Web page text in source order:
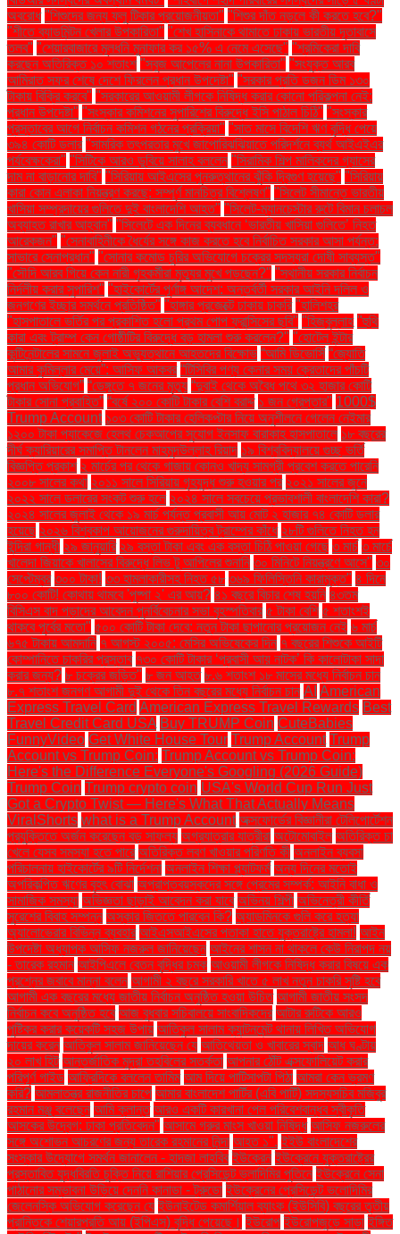
অবরোধ "শিশুদের জন্য ফ্লু টিকার প্রয়োজনীয়তা" "শিশুর দাঁত নড়লে কী করতে হবে?"
"শীতে ব্যাডমিন্টন খেলার উপকারিতা" "শেখ হাসিনাকে থামাতে ঢাকায় ভারতীয় দূতাবাসে
তলব" "শেয়ারবাজারে মূলধনি মুনাফার কর ১৫% এ নেমে এসেছে" "শ্রমিকেরা দাবি
করছেন অতিরিক্ত ১০ শতাংশ "সবুজ আপেলের নানা উপকারিতা" "সংযুক্ত আরব
আমিরাত সফর শেষে দেশে ফিরলেন প্রধান উপদেষ্টা" "সরকার প্রতি ডজন ডিম ১৩০
টাকায় বিক্রি করবে" "সরকারের আওয়ামী লীগকে নিষিদ্ধ করার কোনো পরিকল্পনা নেই:
প্রধান উপদেষ্টা" "সংস্কার কমিশনের সুপারিশের বিরুদ্ধে ইসি পাঠাল চিঠি" "সংস্কার
প্রস্তাবের আগে নির্বাচন কমিশন গঠনের প্রক্রিয়া" "সাত মাসে বিদেশি ঋণ বৃদ্ধি পেয়ে
৩৯৪ কোটি ডলার "সামরিক তৎপরতার মুখে জাপোরিঝঝিয়াতে পরিদর্শনে ব্যর্থ আইএইএর
পর্যবেক্ষকেরা" "সিটিকে আরও ডুবিয়ে সালাহ বললেন "সিরামিক শিল্প মালিকদের গ্যাসের
দাম না বাড়ানোর দাবি" "সিরিয়ায় আইএসের পুনরুত্থানের ঝুঁকি দ্বিগুণ হয়েছে" "সিরিয়ায়
কারা কোন এলাকা নিয়ন্ত্রণ করছে: সম্পূর্ণ মানচিত্র বিশ্লেষণ" "সিলেট সীমান্তে ভারতীয়
খাসিয়া সম্প্রদায়ের গুলিতে দুই বাংলাদেশি আহত" "সিলেট-ম্যানচেস্টার রুটে বিমান চলাচল
অব্যাহত রাখার আহ্বান" "সিলেটে এক দিনের ব্যবধানে ‘ভারতীয় খাসিয়া গু‌লিতে’ নিহত
আরেকজন" "সেনাবাহিনীকে ধৈর্যের সঙ্গে কাজ করতে হবে নির্বাচিত সরকার আসা পর্যন্ত:
সাভারে সেনাপ্রধান" "সোনার কমোড চুরির অভিযোগে চক্রের সদস্যরা দোষী সাব্যস্ত"
"সৌদি আরব গিয়ে কেন নারী গৃহকর্মীরা মৃত্যুর মুখে পড়ছেন?" "স্থানীয় সরকার নির্বাচন
নির্দলীয় করার সুপারিশ" "হাইকোর্টের পূর্ণাঙ্গ আদেশ: অন্তর্বর্তী সরকার আইনি দলিল ও
জনগণের ইচ্ছার সমর্থনে প্রতিষ্ঠিত" "হাঙ্গার প্রজেক্টে ঢাকায় চাকরি "হালিশহর
"হাসপাতালে ভর্তির পর প্রকাশিত হলো প্রথম পোপ ফ্রান্সিসের ছবি" "হিজবুল্লাহ "হুথি
কারা এবং ট্রাম্প কেন গোষ্ঠীটির বিরুদ্ধে বড় হামলা শুরু করলেন?" "হোটেল ইন্টার
কন্টিনেন্টালের সামনে জুলাই অভ্যুত্থানে আহতদের বিক্ষোভ “আমি ডিভোর্সি “জ্যোতি
আমার কুমিল্লার মেয়ে”: আসিফ আকবর “টিসিবির পণ্য কেনার সময় ক্রেতাদের পাঁচটি
প্রধান অভিযোগ” “ডেঙ্গুতে ৭ জনের মৃত্যু “দুবাই থেকে অবৈধ পথে ৩২ হাজার কোটি
টাকার সোনা প্রবাহিত” “বর্ষে ২০০ কোটি টাকার বেশি বরাদ্দ ১ জন গ্রেপ্তার" 1000$
Trump Account ১০৩ কোটি টাকার হেলিকপ্টার নিয়ে অনুশীলনে গেলেন নেইমার
১২০০ টাকা প্যাকেজে হেলথ চেকআপের সুযোগ ইনসাফ বারাকাহ হাসপাতালে ১৮ বছরের
দীর্ঘ ক্যারিয়ারের সমাপ্তি টানলেন মাহমুদউল্লাহ রিয়াদ ১৯ বিশ্ববিদ্যালয়ে গুচ্ছ ভর্তি
বিজ্ঞপ্তি প্রকাশ ২ মার্চের পর থেকে গাজায় কোনও খাদ্য সামগ্রী প্রবেশ করতে পারেনি
২০০৮ সালের কথা ২০১১ সালে সিরিয়ায় গৃহযুদ্ধ শুরু হওয়ার পর ২০২১ সালের জুনে
২০২২ সালে ডলারের সংকট শুরু হলে ২০২৪ সালে সবচেয়ে প্রভাবশালী বাংলাদেশি কারা?
২০২৪ সালের জুলাই থেকে ১৯ মার্চ পর্যন্ত প্রবাসী আয় মোট ২ হাজার ৭৪ কোটি ডলার
হয়েছে ২০২৬ বিশ্বকাপ আয়োজনের গুরুদায়িত্ব ট্রাম্পের কাঁধে ২৮টি গুলিতে নিহত হন
ইন্দিরা গান্ধী ২৯ জানুয়ারি ২৯ বস্তা টাকা এবং এক বস্তা চিঠি পাওয়া গেছে ৩ মার্চ ৩ মার্চে
খালেদা জিয়াকে খালাসের বিরুদ্ধে লিভ টু আপিলের শুনানি ৩০ মিনিটে নিয়ন্ত্রণে আসে" ৩০
সেপ্টেম্বর ৩০০ টাকা! ৩৩ হামলাকারীসহ নিহত ৫৮ ৩৬৯ ফিলিস্তিনি কারামুক্ত" ৪ দিনে
৮০০ কোটি! কোথায় থামবে 'পুষ্পা ২' এর আয়? ৪১ বছরে বিচার শেষ হয়নি ৪৩তম
বিসিএস বাদ পড়াদের আবেদন পুনর্বিবেচনার সভা বৃহস্পতিবার ৫ টাকা বেশি ৫ শতাংশই
থাকবে পূর্বের মতো" ৫০০ কোটি টাকা দেবে: নতুন টাকা ছাপানোর প্রয়োজন নেই ৬ মার্চ
৬৭৫ টাকায় আমদানি ৭ আগস্ট ২০০৫: মেসির অভিষেকের দিন ৭ বছরের শিশুকে আইটি
কোম্পানিতে চাকরির প্রস্তাব ৭৩০ কোটি টাকার ‘প্রবাসী আয় নাটক’ কি কালোটাকা সাদা
করার জন্য? ৮ চক্রের জড়িত" ৮ জন আহত ৮.৬ শতাংশ ১৮ মাসের মধ্যে নির্বাচন চান
৮.৭ শতাংশ জনগণ আগামী দুই থেকে তিন বছরের মধ্যে নির্বাচন চান AI American
Express Travel Card American Express Travel Rewards Best
Travel Credit Card USA Buy TRUMP Coin CuteBabies
FunnyVideo Get White House Tour Trump Account Trump
Account vs Trump Coin: Trump Account vs Trump Coin:
Here's the Difference Everyone's Googling (2026 Guide)
Trump Coin Trump crypto coin USA's World Cup Run Just
Got a Crypto Twist — Here's What That Actually Means
ViralShorts what is a Trump Account অক্সফোর্ডের বিজ্ঞানীরা টেলিপোর্টেশন
প্রযুক্তিতে অর্জন করেছেন বড় সাফল্য অগ্রযাত্রার যাত্রীরা অটোমোবাইল অতিরিক্ত চা
খেলে যেসব সমস্যা হতে পারে অতিরিক্ত লবণ খাওয়ার পরিণতি কী অনলাইন ব্যবসা
পরিচালনায় হাইকোর্টের ৯টি নির্দেশনা অনলাইন শিক্ষা প্ল্যাটফর্ম অন্য দিনের মতোই
অপরিকল্পিত ঋণের বৃহৎ বোঝা অপ্রাপ্তবয়স্কদের সঙ্গে প্রেমের সম্পর্ক: আইনি বাধা ও
সামাজিক সমস্যা অভিজ্ঞতা ছাড়াই আবেদন করা যাবে অভিনয় শিল্পী অভিনেত্রী কীর্তি
সুরেশের বিবাহ সম্পন্ন অস্কার জিততে পারবেন কি? অ্যাডমিনকে গুলি করে হত্যা
অ্যালোভেরার বিভিন্ন ব্যবহার আইএসআইএসের পতাকা হাতে যুক্তরাষ্ট্রে হামলা! আইন
উপদেষ্টা অধ্যাপক আসিফ নজরুল জানিয়েছেন আইনের শাসন না থাকলে কেউ নিরাপদ নয়
- তারেক রহমান আইপিএলে বেতন বৃদ্ধির চমক আওয়ামী লীগকে নিষিদ্ধ করার বিষয়ে এক
প্রশ্নের জবাবে মান্না বলেন আগামী ২ বছরে সরকারি খাতে ৫ লাখ নতুন চাকরি সৃষ্টি হবে
আগামী এক বছরের মধ্যে জাতীয় নির্বাচন অনুষ্ঠিত হওয়া উচিত আগামী জাতীয় সংসদ
নির্বাচন কবে অনুষ্ঠিত হবে আজ বুধবার সচিবালয়ে সাংবাদিকদের আটার রুটিকে আরও
পুষ্টিকর করার কয়েকটি সহজ উপায় আতিকুল সালাম ক্যান্টনমেন্ট থানায় লিখিত অভিযোগ
দায়ের করেন আতিকুল সালাম জানিয়েছেন যে আতিথেয়তা ও খাবারের স্বাদ আধ ঘণ্টায়
২০ লাখ হিট আন্তর্জাতিক মুদ্রা তহবিলের সতর্কতা আপনার ঠোঁট এক্সফোলিয়েট করার
পরিপূর্ণ গাইড আফ্রিদিকে বললেন তামিম আম দিয়ে পাটিসাপটা পিঠা আমরা কেন ভ্রমণ
করি? আমলাতন্ত্র রাজনীতির চাপে আমার বাংলাদেশ পার্টির (এবি পার্টি) সদস্যসচিব মজিবুর
রহমান মঞ্জু বলেছেন আমি ক্লান্ত আরও একটি কারখানা পেল পরিবেশবান্ধব স্বীকৃতি
আসকের উদ্বেগ: ঢাকা প্রতিবেদন" আসামে গরুর মাংস খাওয়া নিষিদ্ধ আসিফ নজরুলের
সঙ্গে অশোভন আচরণের জন্য তারেক রহমানের নিন্দা আহত ১". ইইউ বাংলাদেশের
সংস্কার উদ্যোগে সমর্থন জানালেন - হাদজা লাহবিব ইউক্রেন ইউক্রেনে যুক্তরাষ্ট্রের
প্রস্তাবিত যুদ্ধবিরতি চুক্তি নিয়ে রাশিয়ার প্রেসিডেন্ট ভ্লাদিমির পুতিনে ইউক্রেনে সেনা
পাঠানোর সম্ভাবনা উড়িয়ে দেননি কানাডা - ট্রুডো ইউক্রেনের প্রেসিডেন্ট ভলোদিমির
জেলেনস্কি অভিযোগ করেছেন যে ইউনাইটেড কমার্শিয়াল ব্যাংক (ইউসিবি) বছরের তৃতীয়
প্রান্তিকে শেয়ারপ্রতি আয় (ইপিএস) বৃদ্ধি পেয়েছে। ইউরোপ ইউরোপজুড়ে সাড়া ইঙ্গিত